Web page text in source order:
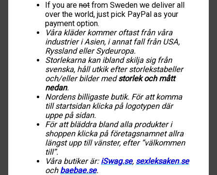
If you arenotfrom Sweden we deliver all
over the world, just pick PayPal as your
payment option.
Våra kläder kommer oftast från våra
industrier i Asien, i annat fall från USA,
Ryssland eller Sydeuropa.
Storlekarna kan ibland skilja sig från
svenska, håll utkik efter storlekstabeller
och/eller bilder medstorlek och mått
nedan.
Nordens billigaste butik. För att komma
till startsidan klicka på logotypen där
uppe på sidan.
För att bläddra bland alla produkter i
shoppen klicka på företagsnamnet allra
längst upp till vänster, efter ”välkommen
till”.
Våra butiker är: iSwag.se, sexleksaken.se
och baebae.se.